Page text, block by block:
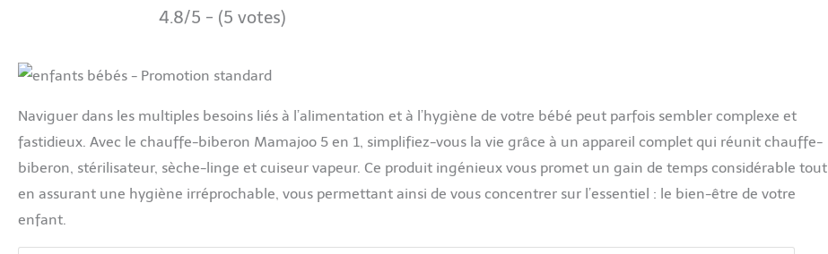
4.8/5 - (5 votes)
Naviguer dans les multiples besoins liés à l’alimentation et à l’hygiène de votre bébé peut parfois sembler complexe et
fastidieux. Avec le chauffe-biberon Mamajoo 5 en 1, simplifiez-vous la vie grâce à un appareil complet qui réunit chauffe-
biberon, stérilisateur, sèche-linge et cuiseur vapeur. Ce produit ingénieux vous promet un gain de temps considérable tout
en assurant une hygiène irréprochable, vous permettant ainsi de vous concentrer sur l’essentiel : le bien-être de votre
enfant.